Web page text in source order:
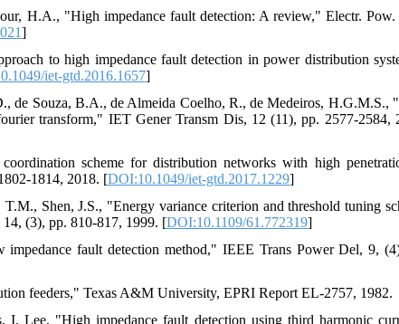
H.A., "High impedance fault detection: A review," Electr. Pow.
]
to high impedance fault detection in power distribution
iet-gtd.2016.1657]
de Souza, B.A., de Almeida Coelho, R., de Medeiros, H.G.M.S.,
transform," IET Gener Transm Dis, 12 (11), pp. 2577-2584,
scheme for distribution networks with high
1814, 2018. [DOI:10.1049/iet-gtd.2017.1229]
Shen, J.S., "Energy variance criterion and threshold tuning
(3), pp. 810-817, 1999. [DOI:10.1109/61.772319]
fault detection method," IEEE Trans Power Del, 9,
feeders," Texas A&M University, EPRI Report EL-2757, 1982.
I. Lee, "High impedance fault detection using third harmonic